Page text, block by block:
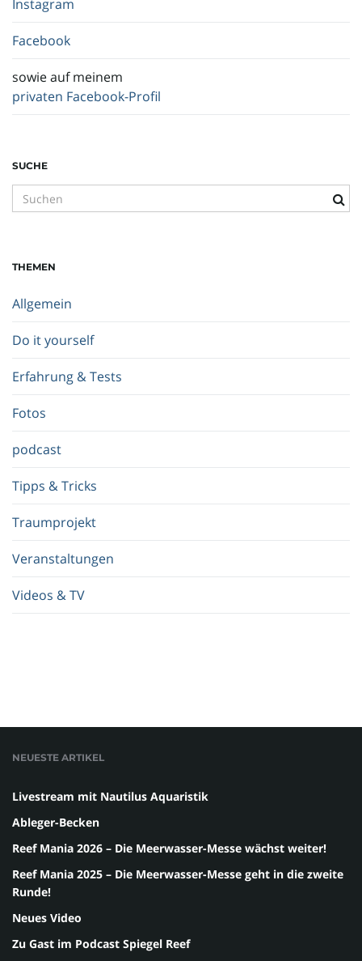
Instagram
Facebook
sowie auf meinem
privaten Facebook-Profil
SUCHE
u
b
g
i
f
.
.
.
THEMEN
Allgemein
Do it yourself
Erfahrung & Tests
Fotos
podcast
Tipps & Tricks
Traumprojekt
Veranstaltungen
Videos & TV
NEUESTE ARTIKEL
Livestream mit Nautilus Aquaristik
Ableger-Becken
Reef Mania 2026 – Die Meerwasser-Messe wächst weiter!
Reef Mania 2025 – Die Meerwasser-Messe geht in die zweite
Runde!
Neues Video
Zu Gast im Podcast Spiegel Reef